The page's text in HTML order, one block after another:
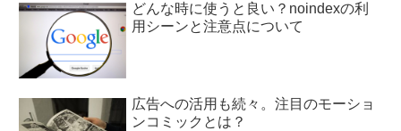
どんな時に使うと良い？noindexの利
用シーンと注意点について
広告への活用も続々。注目のモーショ
ンコミックとは？